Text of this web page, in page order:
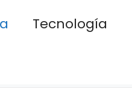
Tecnología